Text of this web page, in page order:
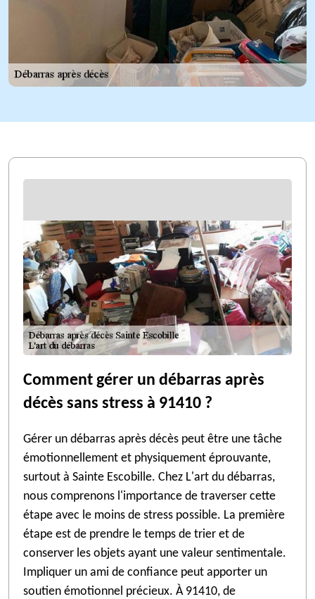
Comment gérer un débarras après
décès sans stress à 91410 ?
Gérer un débarras après décès peut être une tâche
émotionnellement et physiquement éprouvante,
surtout à Sainte Escobille. Chez L'art du débarras,
nous comprenons l'importance de traverser cette
étape avec le moins de stress possible. La première
étape est de prendre le temps de trier et de
conserver les objets ayant une valeur sentimentale.
Impliquer un ami de confiance peut apporter un
soutien émotionnel précieux. À 91410, de